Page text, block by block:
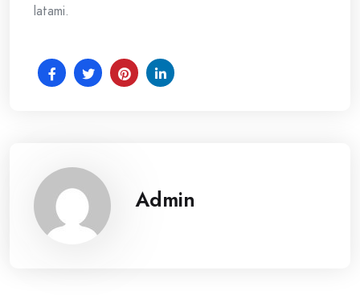
latami.
Admin